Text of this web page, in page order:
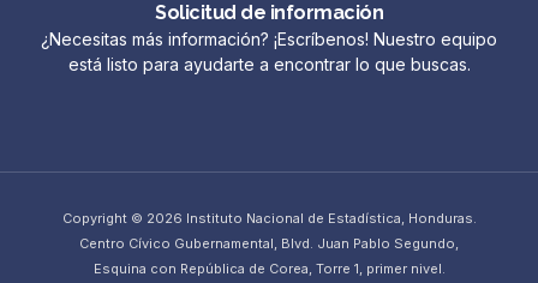
Solicitud de información
¿Necesitas más información? ¡Escríbenos! Nuestro equipo
está listo para ayudarte a encontrar lo que buscas.
Copyright © 2026 Instituto Nacional de Estadística, Honduras.
Centro Cívico Gubernamental, Blvd. Juan Pablo Segundo,
Esquina con República de Corea, Torre 1, primer nivel.